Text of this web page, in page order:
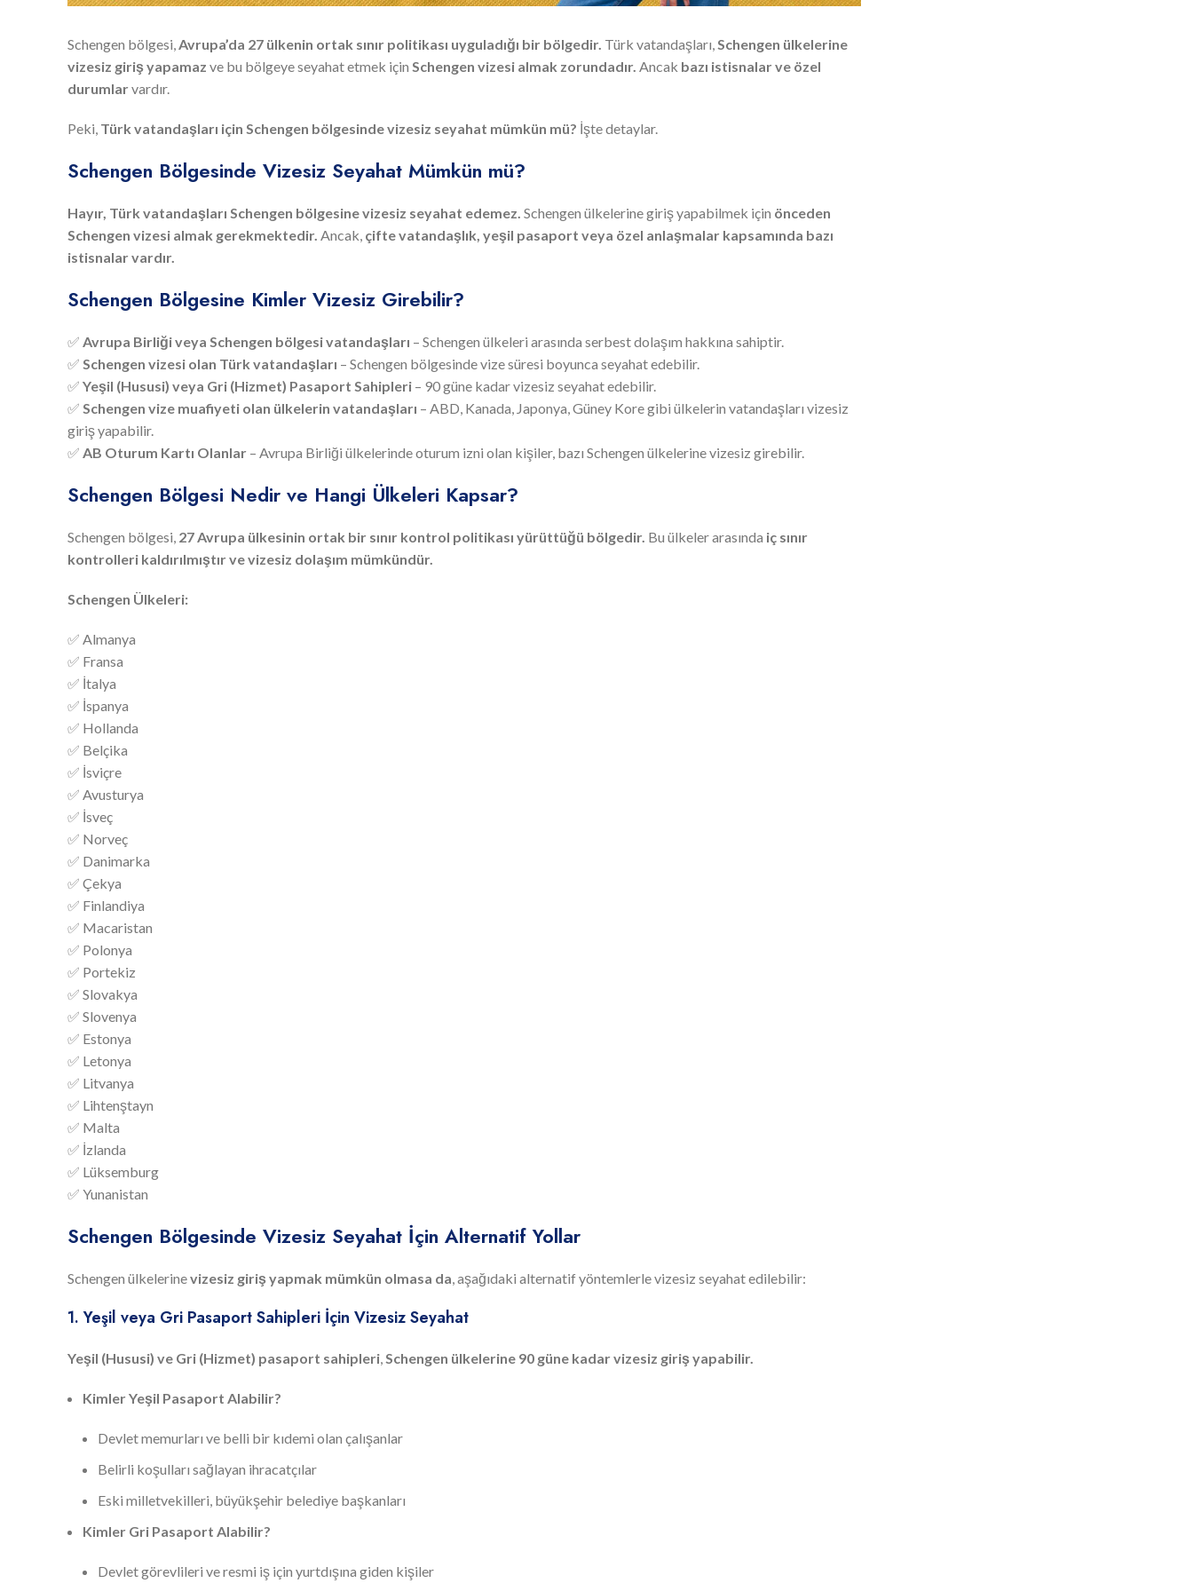
Schengen bölgesi,Avrupa’da 27 ülkenin ortak sınır politikası uyguladığı bir bölgedir. Türk vatandaşları,Schengen ülkelerine
vizesiz giriş yapamaz ve bu bölgeye seyahat etmek için Schengen vizesi almak zorundadır. Ancak bazı istisnalar ve özel
durumlarvardır.
Peki, Türk vatandaşları için Schengen bölgesinde vizesiz seyahat mümkün mü? İşte detaylar.
Schengen Bölgesinde Vizesiz Seyahat Mümkün mü?
Hayır, Türk vatandaşları Schengen bölgesine vizesiz seyahat edemez. Schengen ülkelerine giriş yapabilmek için önceden
Schengen vizesi almak gerekmektedir. Ancak, çifte vatandaşlık, yeşil pasaport veya özel anlaşmalar kapsamında bazı
istisnalar vardır.
Schengen Bölgesine Kimler Vizesiz Girebilir?
✅ Avrupa Birliği veya Schengen bölgesi vatandaşları – Schengen ülkeleri arasında serbest dolaşım hakkına sahiptir.
✅ Schengen vizesi olan Türk vatandaşları – Schengen bölgesinde vize süresi boyunca seyahat edebilir.
✅ Yeşil (Hususi) veya Gri (Hizmet) Pasaport Sahipleri – 90 güne kadar vizesiz seyahat edebilir.
✅ Schengen vize muafiyeti olan ülkelerin vatandaşları – ABD, Kanada, Japonya, Güney Kore gibi ülkelerin vatandaşları vizesiz
giriş yapabilir.
✅ AB Oturum Kartı Olanlar – Avrupa Birliği ülkelerinde oturum izni olan kişiler, bazı Schengen ülkelerine vizesiz girebilir.
Schengen Bölgesi Nedir ve Hangi Ülkeleri Kapsar?
Schengen bölgesi, 27 Avrupa ülkesinin ortak bir sınır kontrol politikası yürüttüğü bölgedir. Bu ülkeler arasında iç sınır
kontrolleri kaldırılmıştır ve vizesiz dolaşım mümkündür.
Schengen Ülkeleri:
✅ Almanya
✅ Fransa
✅ İtalya
✅ İspanya
✅ Hollanda
✅ Belçika
✅ İsviçre
✅ Avusturya
✅ İsveç
✅ Norveç
✅ Danimarka
✅ Çekya
✅ Finlandiya
✅ Macaristan
✅ Polonya
✅ Portekiz
✅ Slovakya
✅ Slovenya
✅ Estonya
✅ Letonya
✅ Litvanya
✅ Lihtenştayn
✅ Malta
✅ İzlanda
✅ Lüksemburg
✅ Yunanistan
Schengen Bölgesinde Vizesiz Seyahat İçin Alternatif Yollar
Schengen ülkelerinevizesiz giriş yapmak mümkün olmasa da, aşağıdaki alternatif yöntemlerle vizesiz seyahat edilebilir:
1. Yeşil veya Gri Pasaport Sahipleri İçin Vizesiz Seyahat
Yeşil (Hususi) ve Gri (Hizmet) pasaport sahipleri,Schengen ülkelerine 90 güne kadar vizesiz giriş yapabilir.
Kimler Yeşil Pasaport Alabilir?
Devlet memurları ve belli bir kıdemi olan çalışanlar
Belirli koşulları sağlayan ihracatçılar
Eski milletvekilleri, büyükşehir belediye başkanları
Kimler Gri Pasaport Alabilir?
Devlet görevlileri ve resmi iş için yurtdışına giden kişiler